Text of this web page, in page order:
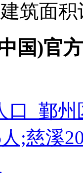
筑面
国)官